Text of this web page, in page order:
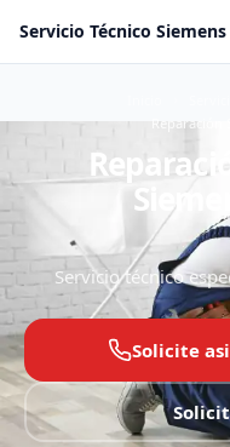
Servicio Técnico
Reparación
Servicio técnico
Solicite